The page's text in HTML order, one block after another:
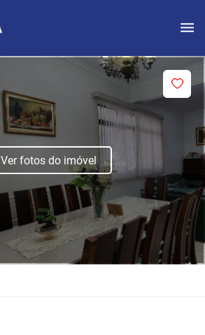
Ver fotos do imóvel